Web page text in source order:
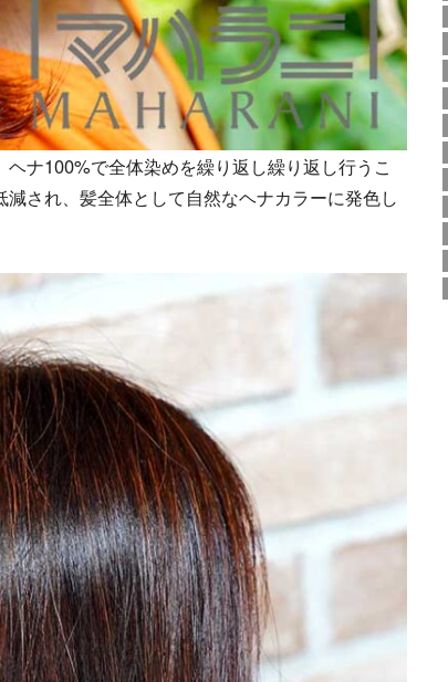
ナ100%で全体染めを繰り返し繰り返し行うこ
され、髪全体として自然なヘナカラーに発色し